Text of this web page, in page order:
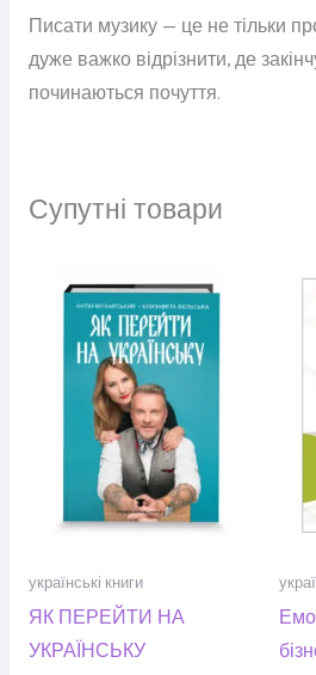
Писати музику — це не тільки
дуже важко відрізнити, де
починаються почуття.
Супутні товари
українські книги
ЯК ПЕРЕЙТИ НА
УКРАЇНСЬКУ